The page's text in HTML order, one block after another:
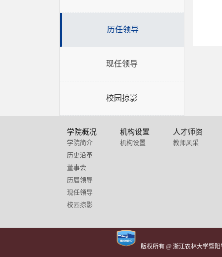
历任领导
现任领导
校园掠影
学院概况
学院简介
历史沿革
董事会
历届领导
现任领导
校园掠影
机构设置
机构设置
人才师资
教师风采
版权所有 @ 浙江农林大学